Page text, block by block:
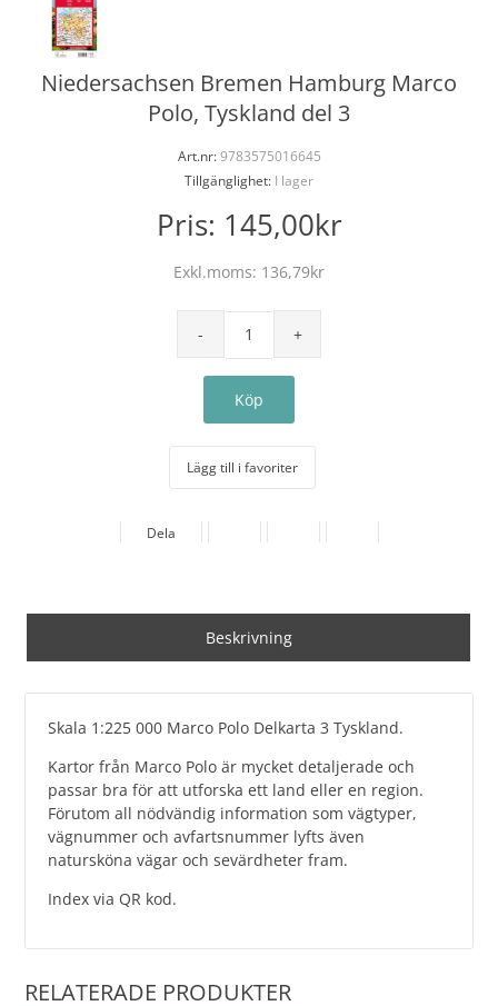
Niedersachsen Bremen Hamburg Marco
Polo, Tyskland del 3
Art.nr:9783575016645
Tillgänglighet: I lager
Pris: 145,00kr
Exkl.moms: 136,79kr
Lägg till i favoriter
Dela
Beskrivning
Skala 1:225 000 Marco Polo Delkarta 3 Tyskland.
Kartor från Marco Polo är mycket detaljerade och
passar bra för att utforska ett land eller en region.
Förutom all nödvändig information som vägtyper,
vägnummer och avfartsnummer lyfts även
natursköna vägar och sevärdheter fram.
Index via QR kod.
RELATERADE PRODUKTER